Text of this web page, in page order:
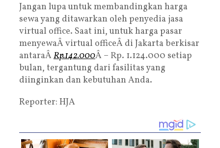
Jangan lupa untuk membandingkan harga
sewa yang ditawarkan oleh penyedia jasa
virtual office. Saat ini, untuk harga pasar
menyewaÂ virtual officeÂ di Jakarta berkisar
antaraÂ Rp.142.000Â – Rp. 1.124.000 setiap
bulan, tergantung dari fasilitas yang
diinginkan dan kebutuhan Anda.
Reporter: HJA